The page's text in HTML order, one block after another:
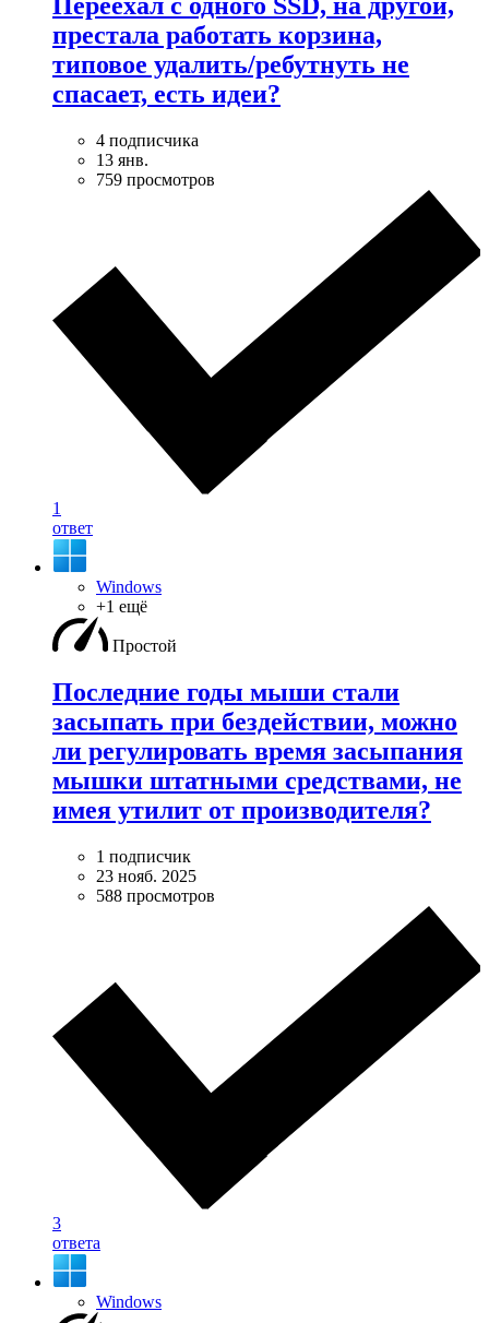
престала работать корзина,
типовое удалить/ребутнуть не
спасает, есть идеи?
4 подписчика
13 янв.
759 просмотров
1
ответ
Windows
+1 ещё
Простой
Последние годы мыши стали
засыпать при бездействии, можно
ли регулировать время засыпания
мышки штатными средствами, не
имея утилит от производителя?
1 подписчик
23 нояб. 2025
588 просмотров
3
ответа
Windows